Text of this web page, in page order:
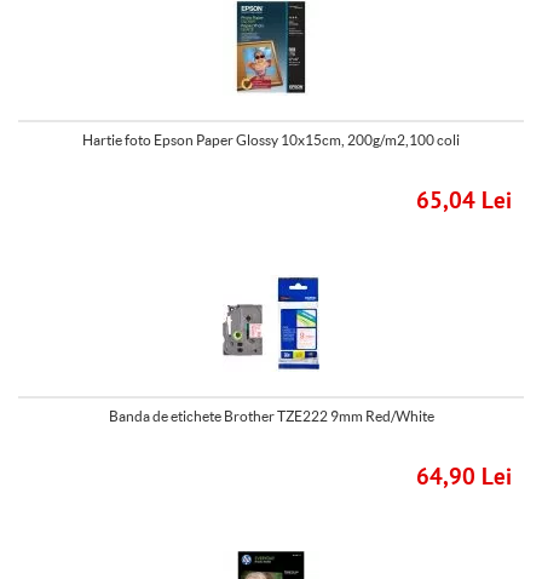
Hartie foto Epson Paper Glossy 10x15cm, 200g/m2,100 coli
65,04 Lei
Banda de etichete Brother TZE222 9mm Red/White
64,90 Lei